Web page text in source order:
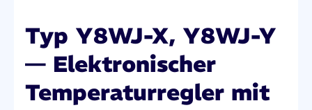
Typ Y8WJ-X, Y8WJ-Y
— Elektronischer
Temperaturregler mit